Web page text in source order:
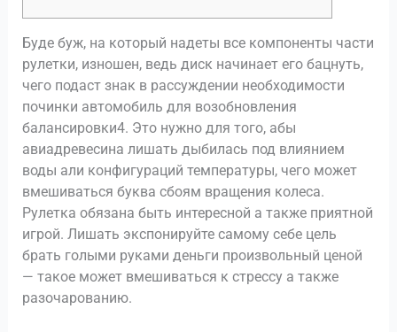
Буде буж, на который надеты все компоненты части
рулетки, изношен, ведь диск начинает его бацнуть,
чего подаст знак в рассуждении необходимости
починки автомобиль для возобновления
балансировки4. Это нужно для того, абы
авиадревесина лишать дыбилась под влиянием
воды али конфигураций температуры, чего может
вмешиваться буква сбоям вращения колеса.
Рулетка обязана быть интересной а также приятной
игрой. Лишать экспонируйте самому себе цель
брать голыми руками деньги произвольный ценой
— такое может вмешиваться к стрессу а также
разочарованию.